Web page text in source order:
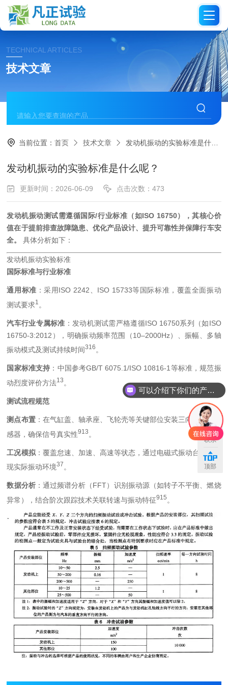
TECHNICAL ARTICLES
技术文章
当前位置：首页 技术文章 发动机振动的实验标准是什么呢？
发动机振动的实验标准是什么呢？
更新时间：2026-06-09 点击次数：473
发动机振动测试需遵循国际/行业标准（如ISO 16750），其核心价
值在于提前排查故障隐患、优化产品设计、提升可靠性并保障行车安
全。
具体分析如下：
发动机振动实验标准
国际标准与行业标准
通用标准 ：采用ISO 2242、ISO 15733等国际标准，覆盖全面振动
测试要求1 。
汽车行业专属标准 ：发动机测试需严格遵循ISO 16750系列（如ISO
16750-3:2012），明确振动频率范围（10–2000Hz）、振幅、多轴
振动模式及测试持续时间316。
国家标准支持 ：中国参考GB/T 6075.1/ISO 10816-1等标准，规范振
动烈度评价方法13 。
测试流程规范
测点布置：在气缸盖、轴承座、飞轮壳等关键部位安装三向加速度传
感器，确保信号真实性913 。
工况模拟：覆盖怠速、加速、高速等状态，通过电磁式振动台精准复
现实际振动环境37。
数据分析：通过频谱分析（FFT）识别振动源（如转子不平衡、燃烧
异常），结合阶次跟踪技术关联转速与振动特征915 。
联系
顶部
可以介绍下你们的产品么